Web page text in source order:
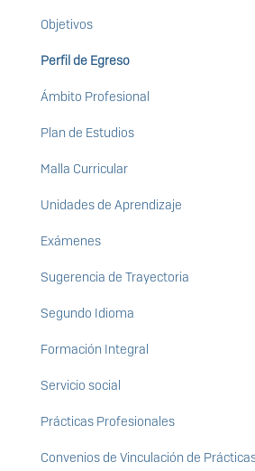
Objetivos
Perfil de Egreso
Ámbito Profesional
Plan de Estudios
Malla Curricular
Unidades de Aprendizaje
Exámenes
Sugerencia de Trayectoria
Segundo Idioma
Formación Integral
Servicio social
Prácticas Profesionales
Convenios de Vinculación de